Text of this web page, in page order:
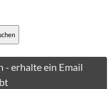
- erhalte ein Email